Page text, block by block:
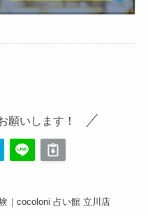
願いします！
｜cocoloni 占い館 立川店